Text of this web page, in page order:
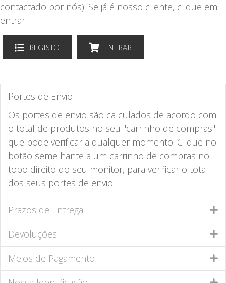
contactado por nós). Se já é nosso cliente, clique em
entrar.
REGISTO ENTRAR
Portes de Envio
Os portes de envio são calculados de acordo com
o total de produtos no seu "carrinho de compras"
que pode verificar a qualquer momento. Clique no
botão semelhante a um carrinho de compras no
topo direito do seu monitor, para verificar o total
dos seus portes de envio.
Prazos de Entrega
Devoluções
Meios de Pagamento